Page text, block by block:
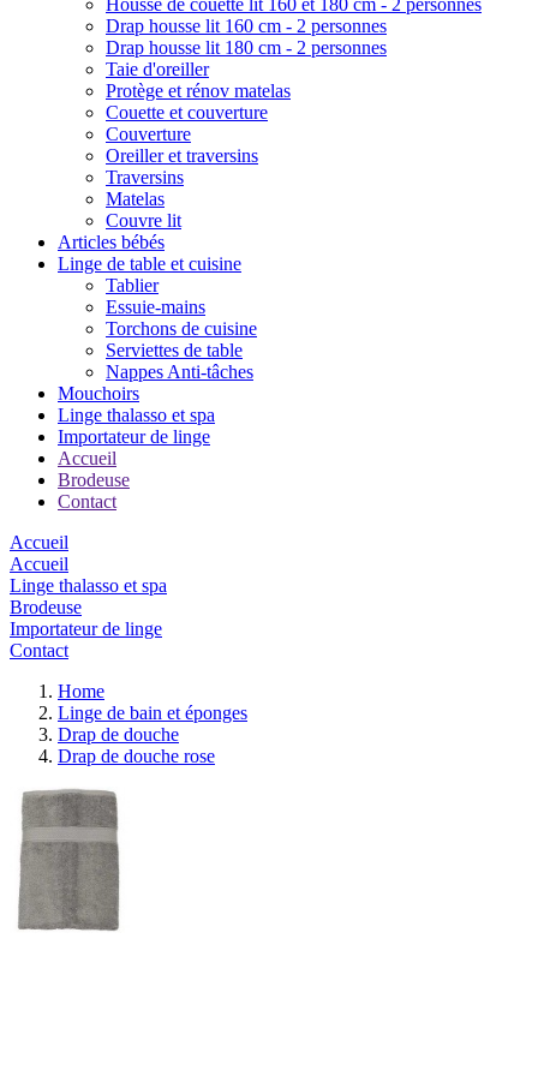
Housse de couette lit 160 et 180 cm - 2 personnes
Drap housse lit 160 cm - 2 personnes
Drap housse lit 180 cm - 2 personnes
Taie d'oreiller
Protège et rénov matelas
Couette et couverture
Couverture
Oreiller et traversins
Traversins
Matelas
Couvre lit
Articles bébés
Linge de table et cuisine
Tablier
Essuie-mains
Torchons de cuisine
Serviettes de table
Nappes Anti-tâches
Mouchoirs
Linge thalasso et spa
Importateur de linge
Accueil
Brodeuse
Contact
Accueil
Accueil
Linge thalasso et spa
Brodeuse
Importateur de linge
Contact
Home
Linge de bain et éponges
Drap de douche
Drap de douche rose